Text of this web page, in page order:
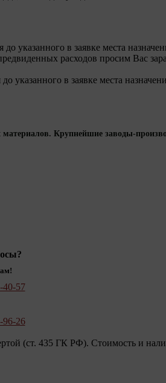
указанного в заявке места
расходов просим Вас
указанного в заявке места
Крупнейшие заводы-
40-57
96-26
(ст. 435 ГК РФ). Стоимость и